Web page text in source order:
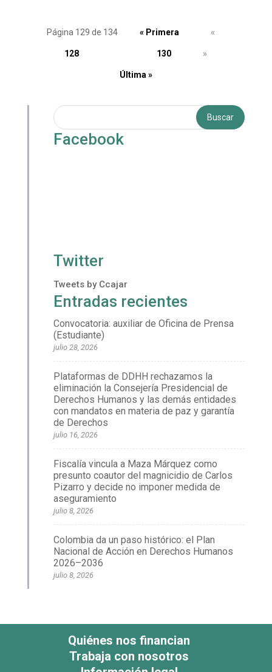
Página 129 de 134 « Primera «
128 130 »
Última »
Facebook
Twitter
Tweets by Ccajar
Entradas recientes
Convocatoria: auxiliar de Oficina de Prensa
(Estudiante)
julio 28, 2026
Plataformas de DDHH rechazamos la
eliminación la Consejería Presidencial de
Derechos Humanos y las demás entidades
con mandatos en materia de paz y garantía
de Derechos
julio 16, 2026
Fiscalía vincula a Maza Márquez como
presunto coautor del magnicidio de Carlos
Pizarro y decide no imponer medida de
aseguramiento
julio 8, 2026
Colombia da un paso histórico: el Plan
Nacional de Acción en Derechos Humanos
2026–2036
julio 8, 2026
Quiénes nos financian
Trabaja con nosotros